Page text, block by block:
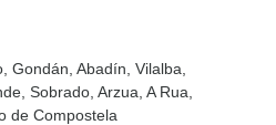
, Gondán , Abadín , Vilalba
, Sobrado , Arzua , A Rua
de Compostela